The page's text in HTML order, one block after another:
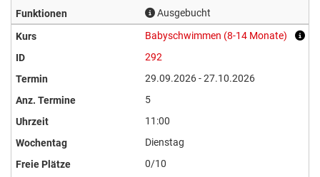
Ausgebucht
Babyschwimmen (8-14 Monate)
292
29.09.2026 - 27.10.2026
5
11:00
Dienstag
0/10